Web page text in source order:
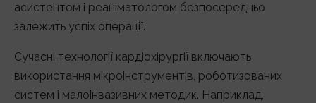
асистентом і реаніматологом безпосередньо
залежить успіх операції.
Сучасні технології кардіохірургії включають
використання мікроінструментів, роботизованих
систем і малоінвазивних методик. Наприклад,